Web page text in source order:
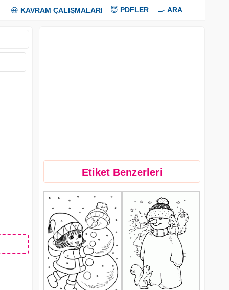
😃 KAVRAM ÇALIŞMALARI 😇 PDFLER 🍳 ARA
Etiket Benzerleri